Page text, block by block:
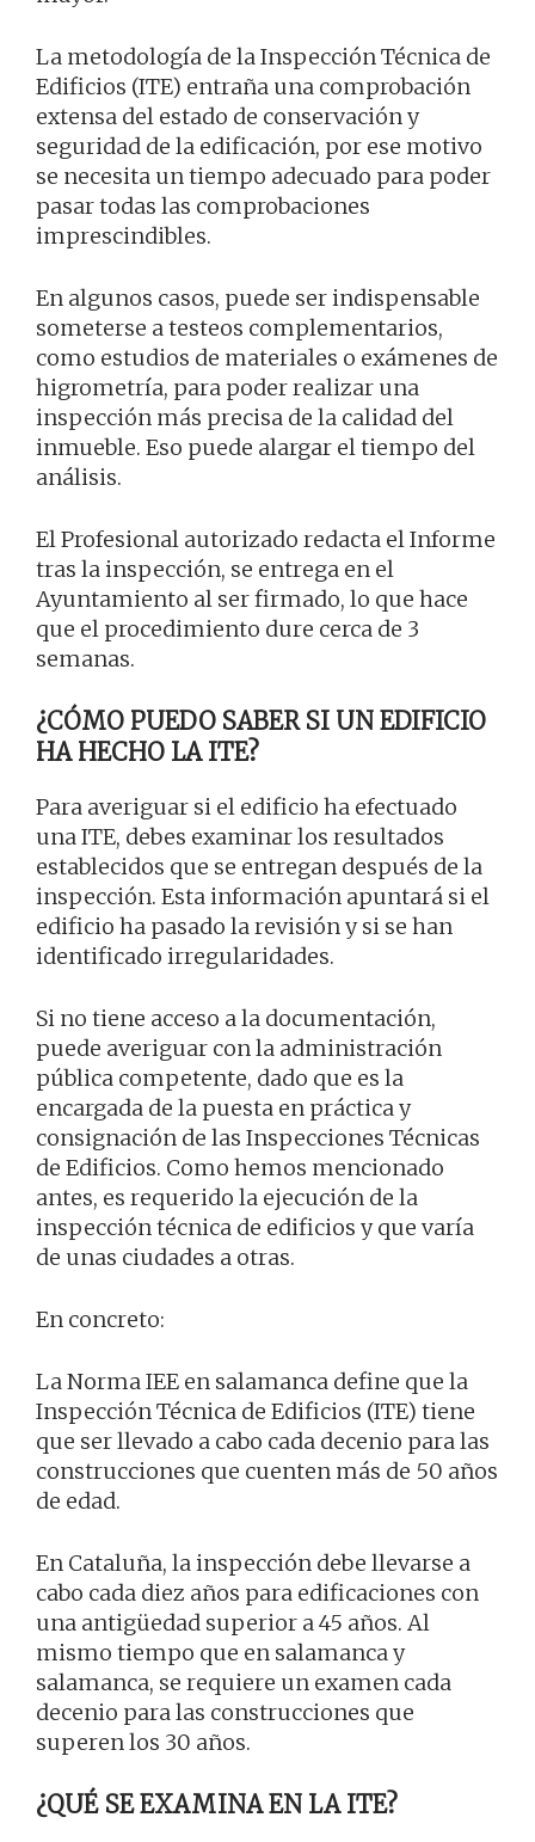
La metodología de la Inspección Técnica de
Edificios (ITE) entraña una comprobación
extensa del estado de conservación y
seguridad de la edificación, por ese motivo
se necesita un tiempo adecuado para poder
pasar todas las comprobaciones
imprescindibles.
En algunos casos, puede ser indispensable
someterse a testeos complementarios,
como estudios de materiales o exámenes de
higrometría, para poder realizar una
inspección más precisa de la calidad del
inmueble. Eso puede alargar el tiempo del
análisis.
El Profesional autorizado redacta el Informe
tras la inspección, se entrega en el
Ayuntamiento al ser firmado, lo que hace
que el procedimiento dure cerca de 3
semanas.
¿CÓMO PUEDO SABER SI UN EDIFICIO
HA HECHO LA ITE?
Para averiguar si el edificio ha efectuado
una ITE, debes examinar los resultados
establecidos que se entregan después de la
inspección. Esta información apuntará si el
edificio ha pasado la revisión y si se han
identificado irregularidades.
Si no tiene acceso a la documentación,
puede averiguar con la administración
pública competente, dado que es la
encargada de la puesta en práctica y
consignación de las Inspecciones Técnicas
de Edificios. Como hemos mencionado
antes, es requerido la ejecución de la
inspección técnica de edificios y que varía
de unas ciudades a otras.
En concreto:
La Norma IEE en salamanca define que la
Inspección Técnica de Edificios (ITE) tiene
que ser llevado a cabo cada decenio para las
construcciones que cuenten más de 50 años
de edad.
En Cataluña, la inspección debe llevarse a
cabo cada diez años para edificaciones con
una antigüedad superior a 45 años. Al
mismo tiempo que en salamanca y
salamanca, se requiere un examen cada
decenio para las construcciones que
superen los 30 años.
¿QUÉ SE EXAMINA EN LA ITE?